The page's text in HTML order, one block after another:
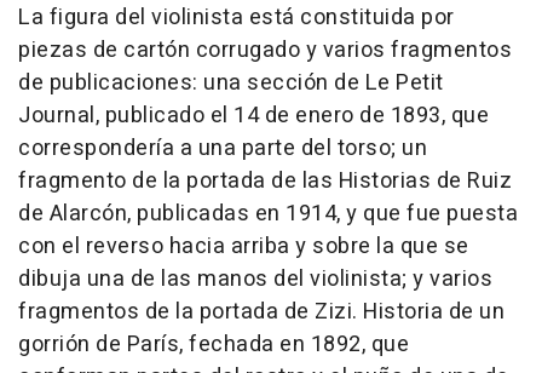
La figura del violinista está constituida por
piezas de cartón corrugado y varios fragmentos
de publicaciones: una sección de Le Petit
Journal, publicado el 14 de enero de 1893, que
correspondería a una parte del torso; un
fragmento de la portada de las Historias de Ruiz
de Alarcón, publicadas en 1914, y que fue puesta
con el reverso hacia arriba y sobre la que se
dibuja una de las manos del violinista; y varios
fragmentos de la portada de Zizi. Historia de un
gorrión de París, fechada en 1892, que